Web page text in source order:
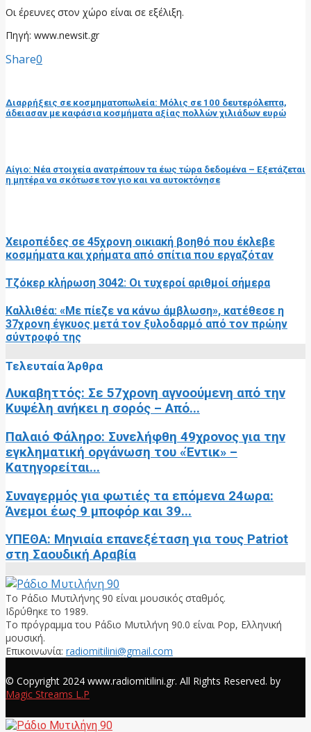
Οι έρευνες στον χώρο είναι σε εξέλιξη.
Πηγή: www.newsit.gr
Share0
Διαρρήξεις σε κοσμηματοπωλεία: Μόλις σε 100 δευτερόλεπτα,
άδειασαν με καφάσια κοσμήματα αξίας πολλών χιλιάδων ευρώ
Αίγιο: Nέα στοιχεία ανατρέπουν τα έως τώρα δεδομένα – Εξετάζεται
η μητέρα να σκότωσε τον γιο και να αυτοκτόνησε
Χειροπέδες σε 45χρονη οικιακή βοηθό που έκλεβε
κοσμήματα και χρήματα από σπίτια που εργαζόταν
Τζόκερ κλήρωση 3042: Οι τυχεροί αριθμοί σήμερα
Καλλιθέα: «Με πίεζε να κάνω άμβλωση», κατέθεσε η
37χρονη έγκυος μετά τον ξυλοδαρμό από τον πρώην
σύντροφό της
Τελευταία Άρθρα
Λυκαβηττός: Σε 57χρονη αγνοούμενη από την
Κυψέλη ανήκει η σορός – Από...
Παλαιό Φάληρο: Συνελήφθη 49χρονος για την
εγκληματική οργάνωση του «Έντικ» –
Κατηγορείται...
Συναγερμός για φωτιές τα επόμενα 24ωρα:
Άνεμοι έως 9 μποφόρ και 39...
ΥΠΕΘΑ: Μηνιαία επανεξέταση για τους Patriot
στη Σαουδική Αραβία
Το Ράδιο Μυτιλήνης 90 είναι μουσικός σταθμός.
Ιδρύθηκε το 1989.
Το πρόγραμμα του Ράδιο Μυτιλήνη 90.0 είναι Pop, Ελληνική
μουσική.
Επικοινωνία: radiomitilini@gmail.com
© Copyright 2024 www.radiomitilini.gr. All Rights Reserved. by
Magic Streams L.P